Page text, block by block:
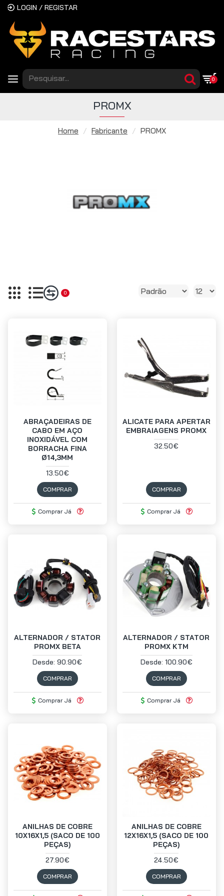
LOGIN / REGISTAR
0
Home Fabricante PROMX
PROMX
0
ABRAÇADEIRAS DE
CABO EM AÇO
INOXIDÁVEL COM
BORRACHA FINA
Ø14,3MM
13.50€
COMPRAR
Comprar Já
ALICATE PARA APERTAR
EMBRAIAGENS PROMX
32.50€
COMPRAR
Comprar Já
ALTERNADOR / STATOR
PROMX BETA
Desde: 90.90€
COMPRAR
Comprar Já
ALTERNADOR / STATOR
PROMX KTM
Desde: 100.90€
COMPRAR
Comprar Já
ANILHAS DE COBRE
10X16X1,5 (SACO DE 100
PEÇAS)
27.90€
COMPRAR
ANILHAS DE COBRE
12X16X1,5 (SACO DE 100
PEÇAS)
24.50€
COMPRAR